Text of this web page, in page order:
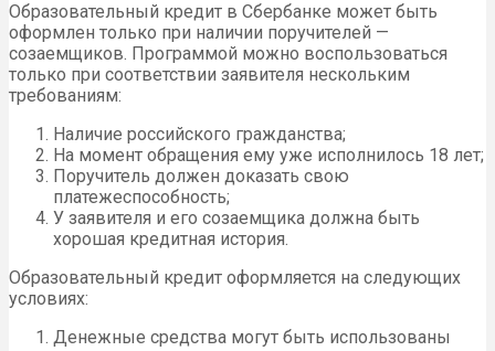
Образовательный кредит в Сбербанке может быть
оформлен только при наличии поручителей —
созаемщиков. Программой можно воспользоваться
только при соответствии заявителя нескольким
требованиям:
Наличие российского гражданства;
На момент обращения ему уже исполнилось 18 лет;
Поручитель должен доказать свою
платежеспособность;
У заявителя и его созаемщика должна быть
хорошая кредитная история.
Образовательный кредит оформляется на следующих
условиях:
Денежные средства могут быть использованы